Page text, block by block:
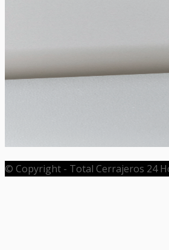
© Copyright - Total Cerrajeros 24